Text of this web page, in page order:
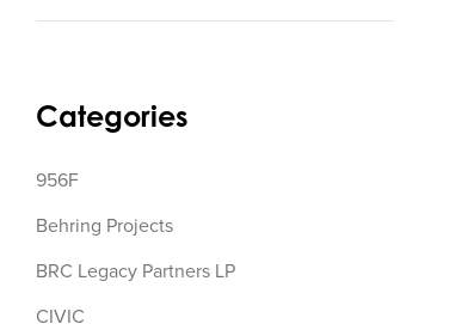
Categories
956F
Behring Projects
BRC Legacy Partners LP
CIVIC